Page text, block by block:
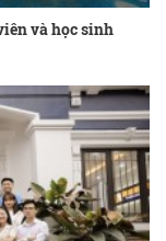
và học sinh